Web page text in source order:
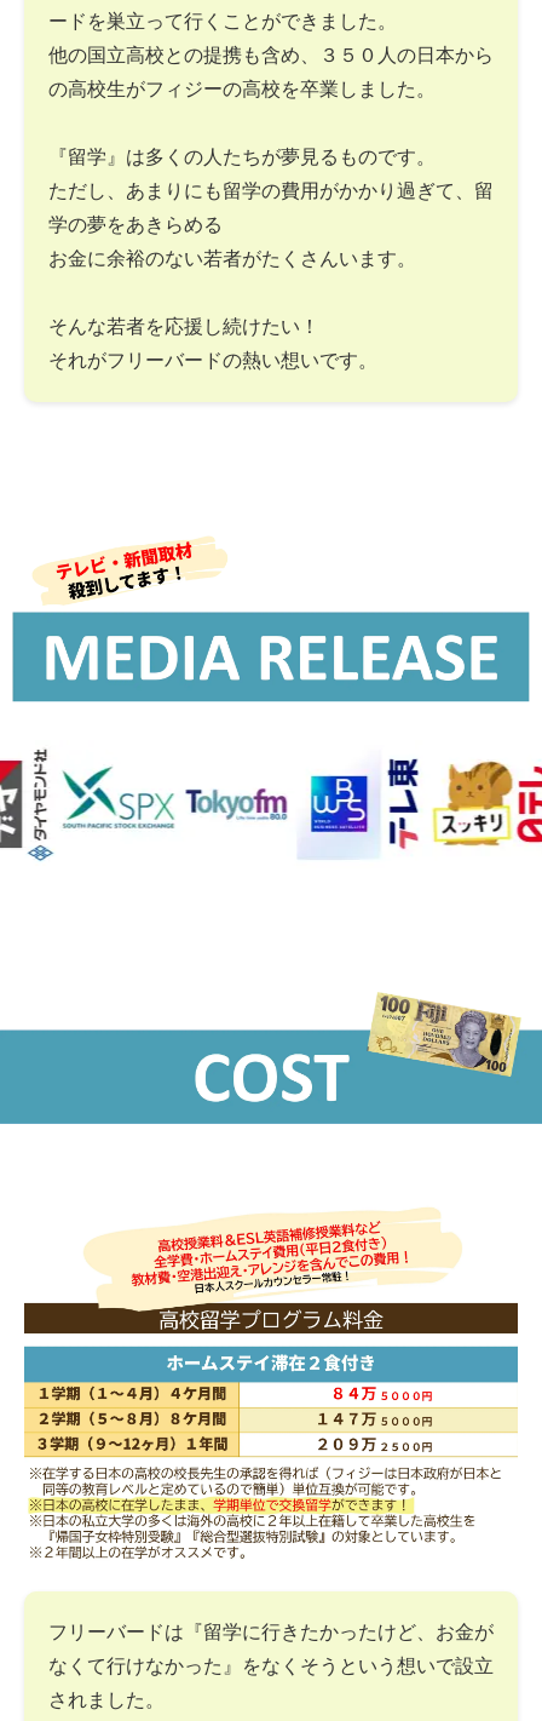
ードを巣立って行くことができました。
他の国立高校との提携も含め、３５０人の日本から
の高校生がフィジーの高校を卒業しました。
『留学』は多くの人たちが夢見るものです。
ただし、あまりにも留学の費用がかかり過ぎて、留
学の夢をあきらめる
お金に余裕のない若者がたくさんいます。
そんな若者を応援し続けたい！
それがフリーバードの熱い想いです。
フリーバードは『留学に行きたかったけど、お金が
なくて行けなかった』をなくそうという想いで設立
されました。